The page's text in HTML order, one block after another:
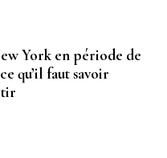
York en période de
qu’il faut savoir